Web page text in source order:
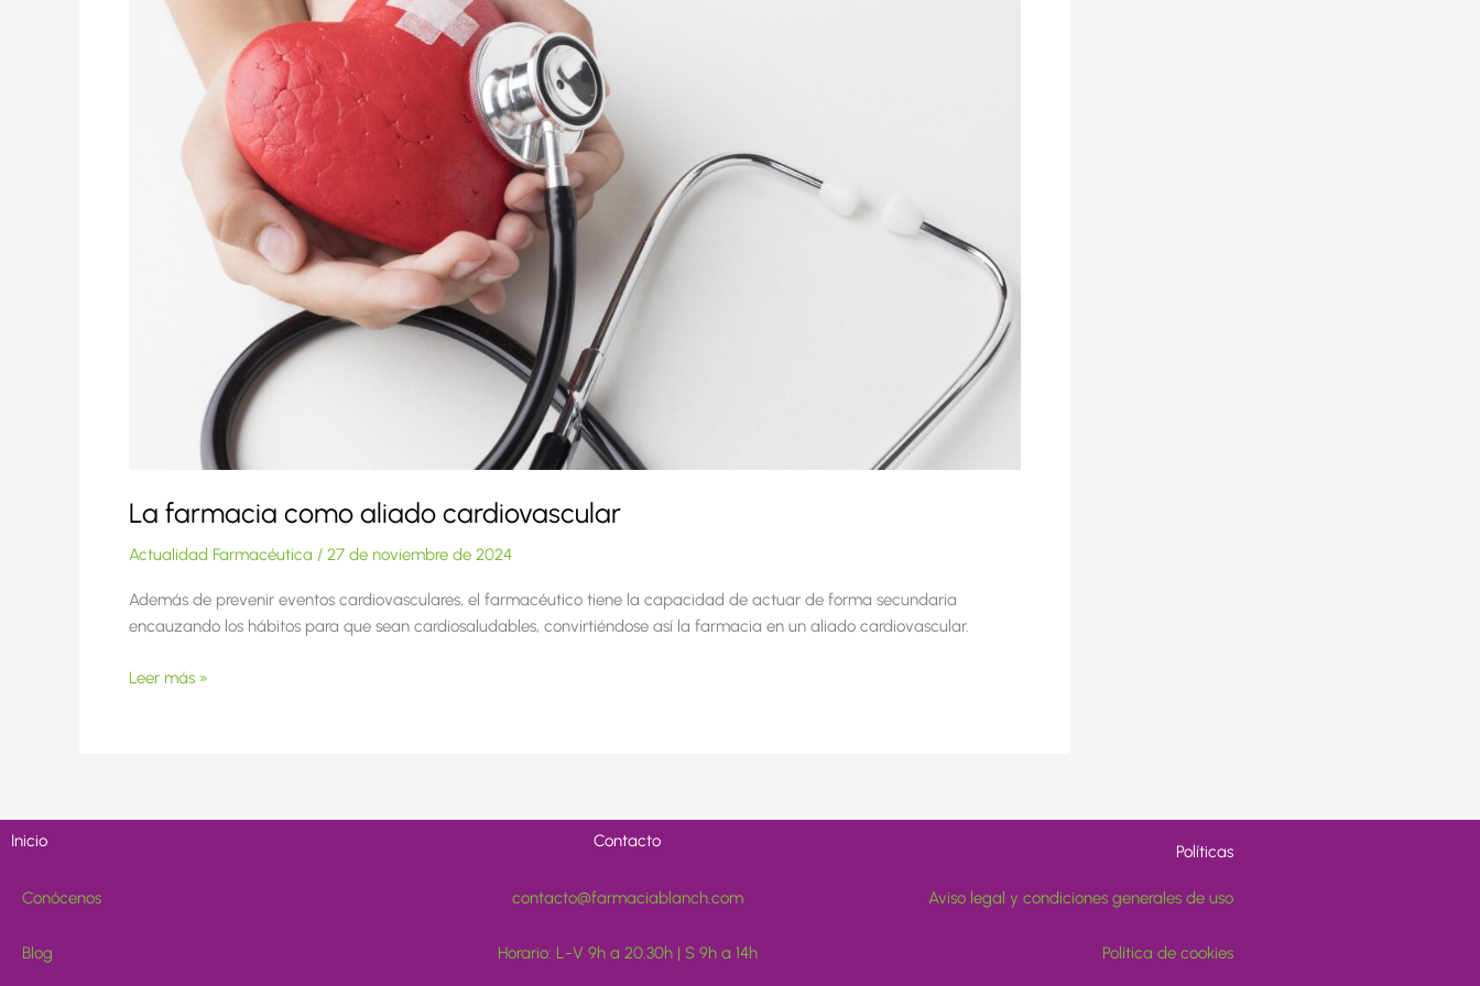
La farmacia como aliado cardiovascular
Actualidad Farmacéutica / 27 de noviembre de 2024
Además de prevenir eventos cardiovasculares, el farmacéutico tiene la capacidad de actuar de forma secundaria
encauzando los hábitos para que sean cardiosaludables, convirtiéndose así la farmacia en un aliado cardiovascular.
Leer más »
Inicio
Conócenos
Blog
Contacto
contacto@farmaciablanch.com
Horario: L-V 9h a 20.30h | S 9h a 14h
Políticas
Aviso legal y condiciones generales de uso
Política de cookies